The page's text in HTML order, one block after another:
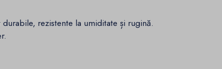
rezistente la umiditate și rugină.